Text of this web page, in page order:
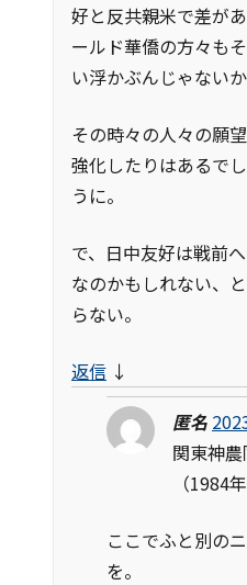
好と反共親米で差が
ールド華僑の方々も
い浮かぶんじゃないか
その時々の人々の願
強化したりはあるで
うに。
で、日中友好は戦前
なのかもしれない、
らない。
返信 ↓
匿名
関東神
（1984
ここでふと別の
を。